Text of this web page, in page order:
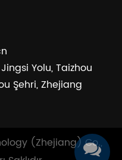
Yolu, Taizhou
Şehri, Zhejiang
(Zhejiang) Co.,